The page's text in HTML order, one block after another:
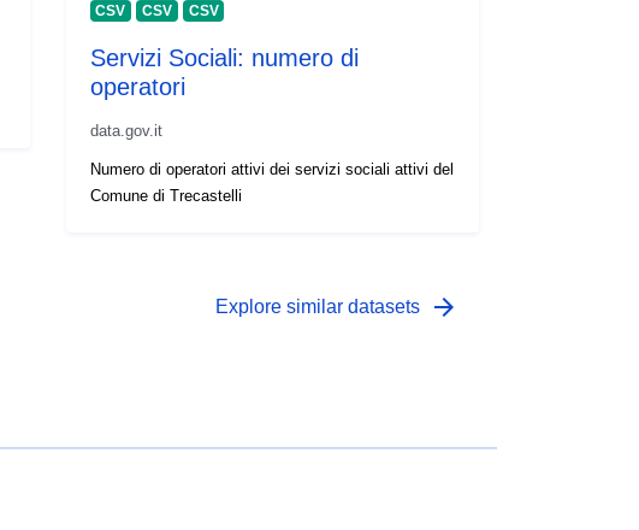
CSV CSV CSV
Servizi Sociali: numero di
operatori
data.gov.it
Numero di operatori attivi dei servizi sociali attivi del
Comune di Trecastelli
Explore similar datasets arrow_forward